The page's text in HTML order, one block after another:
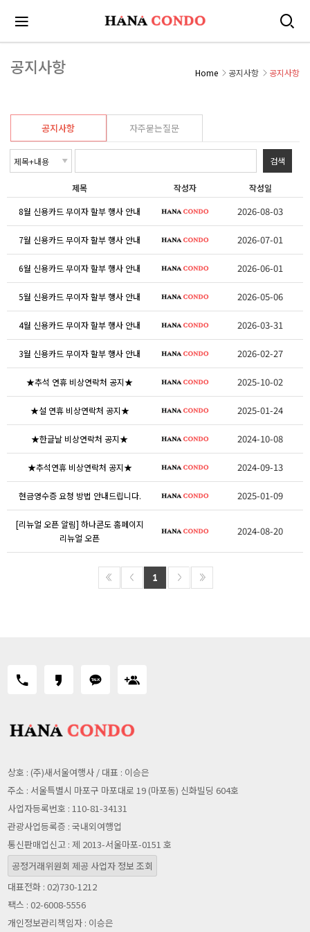
공지사항 Home 공지사항 공지사항
공지사항 자주묻는질문
제목 작성자
작성일
8월 신용카드 무이자 할부 행사 안내
2026-08-03
7월 신용카드 무이자 할부 행사 안내 2026-07-01
6월 신용카드 무이자 할부 행사 안내 2026-06-01
5월 신용카드 무이자 할부 행사 안내 2026-05-06
4월 신용카드 무이자 할부 행사 안내 2026-03-31
3월 신용카드 무이자 할부 행사 안내 2026-02-27
★추석 연휴 비상연락처 공지★ 2025-10-02
★설 연휴 비상연락처 공지★ 2025-01-24
★한글날 비상연락처 공지★ 2024-10-08
★추석연휴 비상연락처 공지★ 2024-09-13
현금영수증 요청 방법 안내드립니다. 2025-01-09
[리뉴얼 오픈 알림] 하나콘도 홈페이지
리뉴얼 오픈
2024-08-20
1
상호 : (주)새서울여행사 / 대표 : 이승은
주소 : 서울특별시 마포구 마포대로 19 (마포동) 신화빌딩 604호
사업자등록번호 : 110-81-34131
관광사업등록증 : 국내외여행업
통신판매업신고 : 제 2013-서울마포-0151 호
공정거래위원회 제공 사업자 정보 조회
대표전화 : 02)730-1212
팩스 : 02-6008-5556
개인정보관리책임자 : 이승은